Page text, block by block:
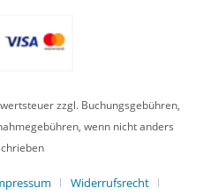
zzgl. Buchungsgebühren,
wenn nicht anders
Widerrufsrecht